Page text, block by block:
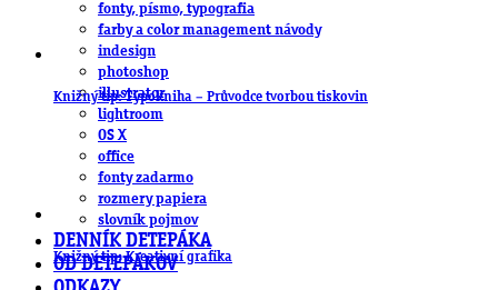
fonty, písmo, typografia
farby a color management návody
indesign
photoshop
illustrator
lightroom
OS X
office
fonty zadarmo
rozmery papiera
slovník pojmov
DENNÍK DETEPÁKA
OD DETEPÁKOV
Knižný tip: Typokniha – Průvodce tvorbou tiskovin
Knižný tip: Kreativní grafika